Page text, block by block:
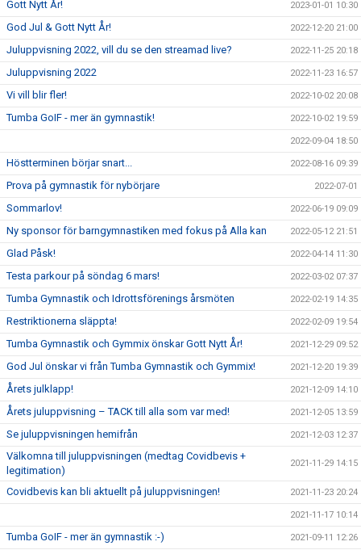
Gott Nytt År! 2023-01-01 10:30
God Jul & Gott Nytt År! 2022-12-20 21:00
Juluppvisning 2022, vill du se den streamad live? 2022-11-25 20:18
Juluppvisning 2022 2022-11-23 16:57
Vi vill blir fler! 2022-10-02 20:08
Tumba GoIF - mer än gymnastik! 2022-10-02 19:59
2022-09-04 18:50
Höstterminen börjar snart... 2022-08-16 09:39
Prova på gymnastik för nybörjare 2022-07-01
Sommarlov! 2022-06-19 09:09
Ny sponsor för barngymnastiken med fokus på Alla kan 2022-05-12 21:51
Glad Påsk! 2022-04-14 11:30
Testa parkour på söndag 6 mars! 2022-03-02 07:37
Tumba Gymnastik och Idrottsförenings årsmöten 2022-02-19 14:35
Restriktionerna släppta! 2022-02-09 19:54
Tumba Gymnastik och Gymmix önskar Gott Nytt År! 2021-12-29 09:52
God Jul önskar vi från Tumba Gymnastik och Gymmix! 2021-12-20 19:39
Årets julklapp! 2021-12-09 14:10
Årets juluppvisning – TACK till alla som var med! 2021-12-05 13:59
Se juluppvisningen hemifrån 2021-12-03 12:37
Välkomna till juluppvisningen (medtag Covidbevis +
legitimation)
2021-11-29 14:15
Covidbevis kan bli aktuellt på juluppvisningen! 2021-11-23 20:24
2021-11-17 10:14
Tumba GoIF - mer än gymnastik :-) 2021-09-11 12:26